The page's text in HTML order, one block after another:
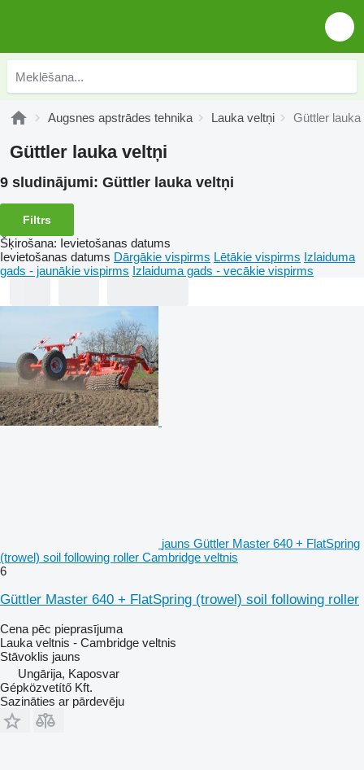
Augsnes apstrādes tehnika Lauka veltņi Güttler lauka
Güttler lauka veltņi
9 sludinājumi: Güttler lauka veltņi
Filtrs
Šķirošana: Ievietošanas datums
Ievietošanas datums Dārgākie vispirms Lētākie vispirms Izlaiduma
gads - jaunākie vispirms Izlaiduma gads - vecākie vispirms
jauns Güttler Master 640 + FlatSpring
(trowel) soil following roller Cambridge veltnis
6
Güttler Master 640 + FlatSpring (trowel) soil following roller
Cena pēc pieprasījuma
Lauka veltnis - Cambridge veltnis
Stāvoklis jauns
Ungārija, Kaposvar
Gépközvetítő Kft.
Sazināties ar pārdevēju